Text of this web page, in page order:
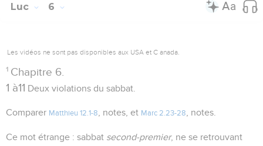
Luc 6
Les vidéos ne sont pas disponibles aux USA et C anada.
1 Chapitre 6.
1 à11 Deux violations du sabbat.
Comparer Matthieu 12.1-8 , notes, et Marc 2.23-28 , notes.
Ce mot étrange : sabbat second-premier, ne se retrouvant